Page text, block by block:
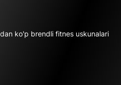
ko'p brendli fitnes uskunalari